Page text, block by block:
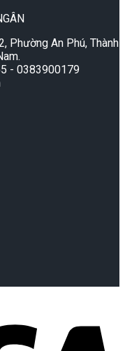
Phường An Phú, Thành
- 0383900179